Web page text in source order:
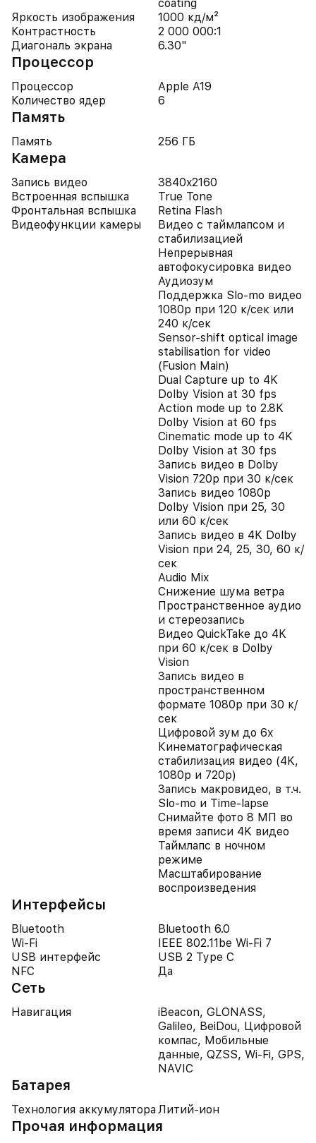
coating
Яркость изображения
1000 кд/м²
Контрастность
2 000 000:1
Диагональ экрана
6.30"
Процессор
Процессор
Apple A19
Количество ядер
6
Память
Память 256 ГБ
Камера
Запись видео
3840x2160
Встроенная вспышка
True Tone
Фронтальная вспышка
Retina Flash
Видеофункции камеры
Видео с таймлапсом и
стабилизацией
Непрерывная
автофокусировка видео
Аудиозум
Поддержка Slo-mo видео
1080p при 120 к/сек или
240 к/сек
Sensor-shift optical image
stabilisation for video
(Fusion Main)
Dual Capture up to 4K
Dolby Vision at 30 fps
Action mode up to 2.8K
Dolby Vision at 60 fps
Cinematic mode up to 4K
Dolby Vision at 30 fps
Запись видео в Dolby
Vision 720p при 30 к/сек
Запись видео 1080p
Dolby Vision при 25, 30
или 60 к/сек
Запись видео в 4K Dolby
Vision при 24, 25, 30, 60 к/
сек
Audio Mix
Снижение шума ветра
Пространственное аудио
и стереозапись
Видео QuickTake до 4K
при 60 к/сек в Dolby
Vision
Запись видео в
пространственном
формате 1080p при 30 к/
сек
Цифровой зум до 6x
Кинематографическая
стабилизация видео (4K,
1080p и 720p)
Запись макровидео, в т.ч.
Slo-mo и Time-lapse
Снимайте фото 8 МП во
время записи 4K видео
Таймлапс в ночном
режиме
Масштабирование
воспроизведения
Интерфейсы
Bluetooth
Bluetooth 6.0
Wi-Fi
IEEE 802.11be Wi-Fi 7
USB интерфейс
USB 2 Type C
NFC
Да
Сеть
Навигация
iBeacon, GLONASS,
Galileo, BeiDou, Цифровой
компас, Мобильные
данные, QZSS, Wi-Fi, GPS,
NAVIC
Батарея
Технология аккумулятора Литий-ион
Прочая информация